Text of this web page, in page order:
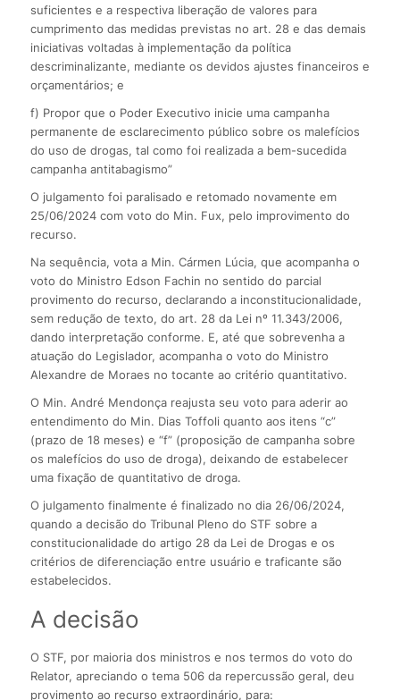
suficientes e a respectiva liberação de valores para
cumprimento das medidas previstas no art. 28 e das demais
iniciativas voltadas à implementação da política
descriminalizante, mediante os devidos ajustes financeiros e
orçamentários; e
f) Propor que o Poder Executivo inicie uma campanha
permanente de esclarecimento público sobre os malefícios
do uso de drogas, tal como foi realizada a bem-sucedida
campanha antitabagismo”
O julgamento foi paralisado e retomado novamente em
25/06/2024 com voto do Min. Fux, pelo improvimento do
recurso.
Na sequência, vota a Min. Cármen Lúcia, que acompanha o
voto do Ministro Edson Fachin no sentido do parcial
provimento do recurso, declarando a inconstitucionalidade,
sem redução de texto, do art. 28 da Lei nº 11.343/2006,
dando interpretação conforme. E, até que sobrevenha a
atuação do Legislador, acompanha o voto do Ministro
Alexandre de Moraes no tocante ao critério quantitativo.
O Min. André Mendonça reajusta seu voto para aderir ao
entendimento do Min. Dias Toffoli quanto aos itens “c”
(prazo de 18 meses) e “f” (proposição de campanha sobre
os malefícios do uso de droga), deixando de estabelecer
uma fixação de quantitativo de droga.
O julgamento finalmente é finalizado no dia 26/06/2024,
quando a decisão do Tribunal Pleno do STF sobre a
constitucionalidade do artigo 28 da Lei de Drogas e os
critérios de diferenciação entre usuário e traficante são
estabelecidos.
A decisão
O STF, por maioria dos ministros e nos termos do voto do
Relator, apreciando o tema 506 da repercussão geral, deu
provimento ao recurso extraordinário, para: